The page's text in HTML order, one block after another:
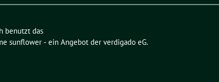
benutzt das
sunflower ‐ ein Angebot der verdigado eG.